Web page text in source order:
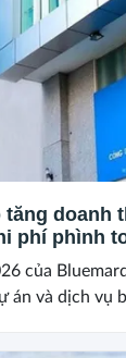
tăng doanh
phí phình
của
án và dịch vụ